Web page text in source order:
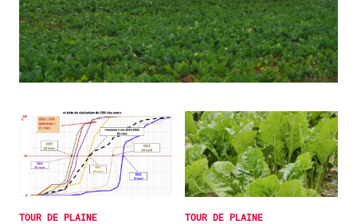
Chasse
Plus
Abonnez-vous
TOUR DE PLAINE TOUR DE PLAINE